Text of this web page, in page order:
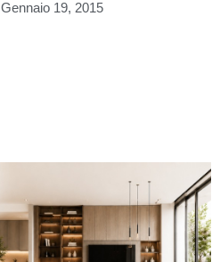
Gennaio 19, 2015